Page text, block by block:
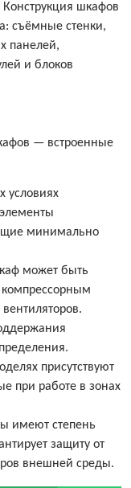
Конструкция шкафов
съёмные стенки,
панелей,
и блоков
— встроенные
условиях
минимально
может быть
присутствуют
при работе в зонах
имеют степень
защиту от
внешней среды.